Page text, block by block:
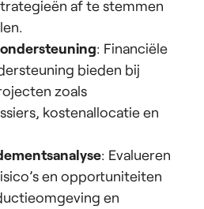
af te stemmen
: Financiële
bieden bij
zoals
kostenallocatie en
: Evalueren
en opportuniteiten
en